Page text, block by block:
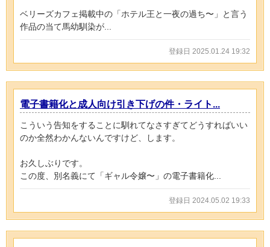
ベリーズカフェ掲載中の「ホテル王と一夜の過ち〜」と言う
作品の当て馬幼馴染が...
登録日 2025.01.24 19:32
電子書籍化と成人向け引き下げの件・ライト...
こういう告知をすることに馴れてなさすぎてどうすればいい
のか全然わかんないんですけど、します。
お久しぶりです。
この度、別名義にて「ギャル令嬢〜」の電子書籍化...
登録日 2024.05.02 19:33